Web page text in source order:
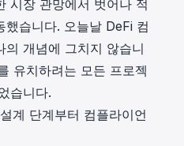
시장 관망에서 벗어나 적
습니다. 오늘날 DeFi 컴
의 개념에 그치지 않습니
유치하려는 모든 프로젝
습니다.
계 단계부터 컴플라이언